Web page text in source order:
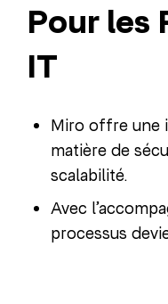
Pour les
IT
Miro offre une
matière de
scalabilité.
Avec
processus